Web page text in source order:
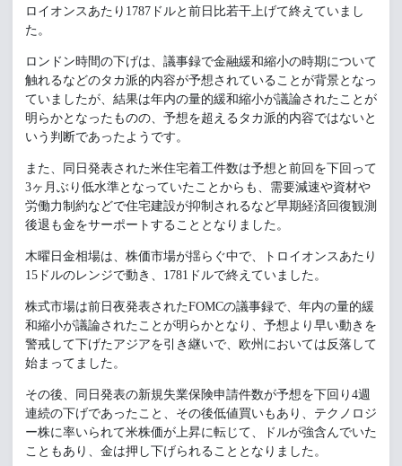
ロイオンスあたり1787ドルと前日比若干上げて終えていまし
た。
ロンドン時間の下げは、議事録で金融緩和縮小の時期について
触れるなどのタカ派的内容が予想されていることが背景となっ
ていましたが、結果は年内の量的緩和縮小が議論されたことが
明らかとなったものの、予想を超えるタカ派的内容ではないと
いう判断であったようです。
また、同日発表された米住宅着工件数は予想と前回を下回って
3ヶ月ぶり低水準となっていたことからも、需要減速や資材や
労働力制約などで住宅建設が抑制されるなど早期経済回復観測
後退も金をサーポートすることとなりました。
木曜日金相場は、株価市場が揺らぐ中で、トロイオンスあたり
15ドルのレンジで動き、1781ドルで終えていました。
株式市場は前日夜発表されたFOMCの議事録で、年内の量的緩
和縮小が議論されたことが明らかとなり、予想より早い動きを
警戒して下げたアジアを引き継いで、欧州においては反落して
始まってました。
その後、同日発表の新規失業保険申請件数が予想を下回り4週
連続の下げであったこと、その後低値買いもあり、テクノロジ
ー株に率いられて米株価が上昇に転じて、ドルが強含んでいた
こともあり、金は押し下げられることとなりました。